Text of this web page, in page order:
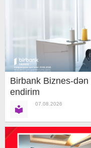
Birbank Biznes-
endirim
07.08.2026